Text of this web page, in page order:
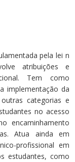
pela lei n
atribuições e
Tem como
implementação da
categorias e
no acesso
encaminhamento
Atua ainda em
profissional em
estudantes, como